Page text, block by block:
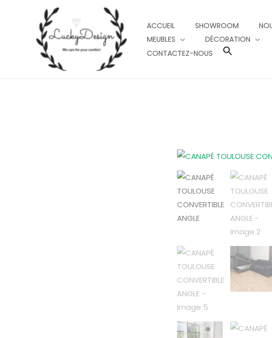
ACCUEIL SHOWROOM
MEUBLES
DÉCORATION
CONTACTEZ-NOUS